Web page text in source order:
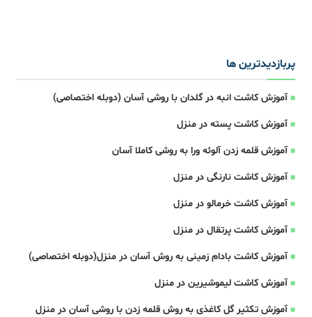
پربازدیدترین ها
آموزش کاشت انبه در گلدان با روشی آسان (دوبله اختصاصی)
آموزش کاشت پسته در منزل
آموزش قلمه زدن آلوئه ورا به روشی کاملا آسان
آموزش کاشت نارنگی در منزل
آموزش کاشت خرمالو در منزل
آموزش کاشت پرتقال در منزل
آموزش کاشت بادام زمینی به روش آسان در منزل(دوبله اختصاصی)
آموزش کاشت لیموشیرین در منزل
آموزش تکثیر گل کاغذی به روش قلمه زدن با روشی آسان در منزل